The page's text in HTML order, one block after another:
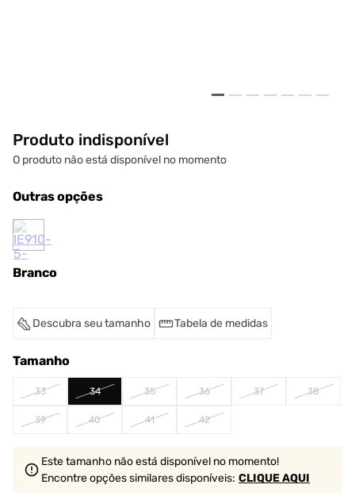
Produto indisponível
O produto não está disponível no momento
Outras opções
Branco
Descubra seu tamanho Tabela de medidas
Tamanho
33 34 35 36 37 38
39 40 41 42
Este tamanho não está disponível no momento!
Encontre opções similaresdisponíveis: CLIQUE AQUI